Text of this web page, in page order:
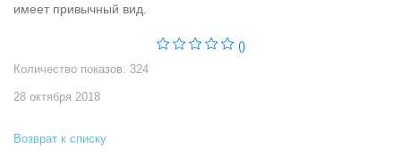
имеет привычный вид.
()
Количество показов: 324
28 октября 2018
Возврат к списку